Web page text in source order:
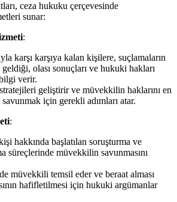
ceza hukuku çerçevesinde
sunar:
:
karşı karşıya kalan kişilere, suçlamaların
olası sonuçları ve hukuki hakları
verir.
geliştirir ve müvekkilin haklarını en
için gerekli adımları atar.
:
hakkında başlatılan soruşturma ve
süreçlerinde müvekkilin savunmasını
müvekkili temsil eder ve beraat alması
hafifletilmesi için hukuki argümanlar